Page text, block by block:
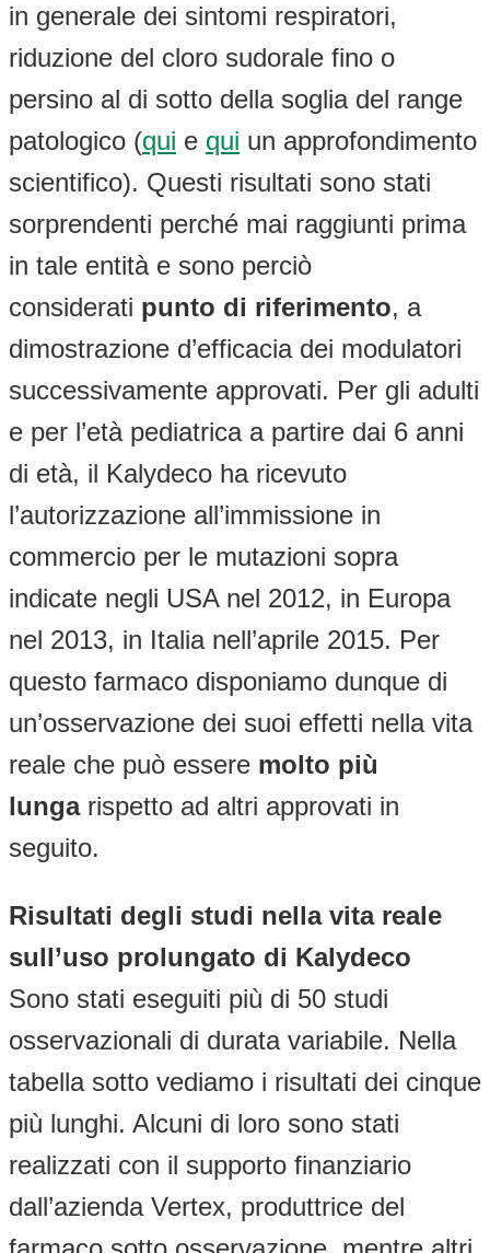
in generale dei sintomi respiratori,
riduzione del cloro sudorale fino o
persino al di sotto della soglia del range
patologico (qui e qui un approfondimento
scientifico). Questi risultati sono stati
sorprendenti perché mai raggiunti prima
in tale entità e sono perciò
considerati punto di riferimento, a
dimostrazione d’efficacia dei modulatori
successivamente approvati. Per gli adulti
e per l’età pediatrica a partire dai 6 anni
di età, il Kalydeco ha ricevuto
l’autorizzazione all’immissione in
commercio per le mutazioni sopra
indicate negli USA nel 2012, in Europa
nel 2013, in Italia nell’aprile 2015. Per
questo farmaco disponiamo dunque di
un’osservazione dei suoi effetti nella vita
reale che può essere molto più
lungarispetto ad altri approvati in
seguito.
Risultati degli studi nella vita reale
sull’uso prolungato di Kalydeco
Sono stati eseguiti più di 50 studi
osservazionali di durata variabile. Nella
tabella sotto vediamo i risultati dei cinque
più lunghi. Alcuni di loro sono stati
realizzati con il supporto finanziario
dall’azienda Vertex, produttrice del